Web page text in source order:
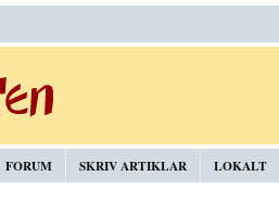
FORUM SKRIV ARTIKLAR LOKALT